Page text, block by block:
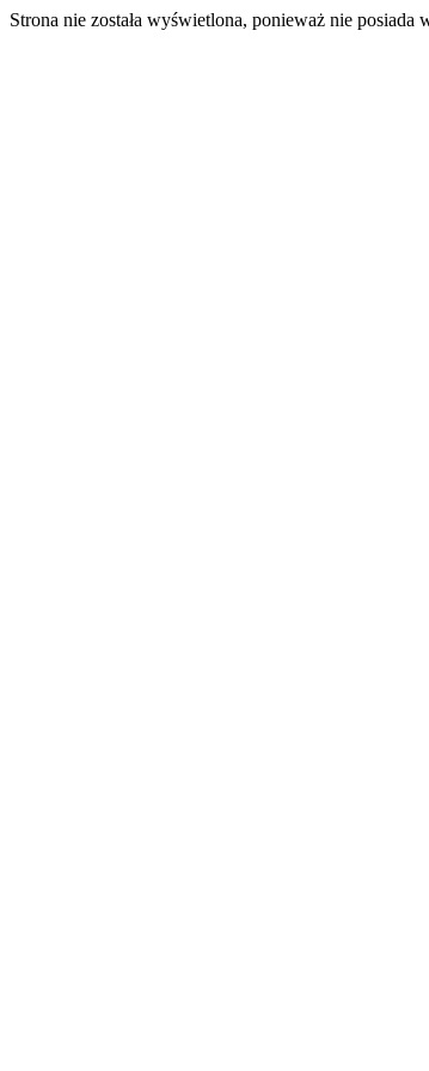
Strona nie została wyświetlona, ponieważ nie